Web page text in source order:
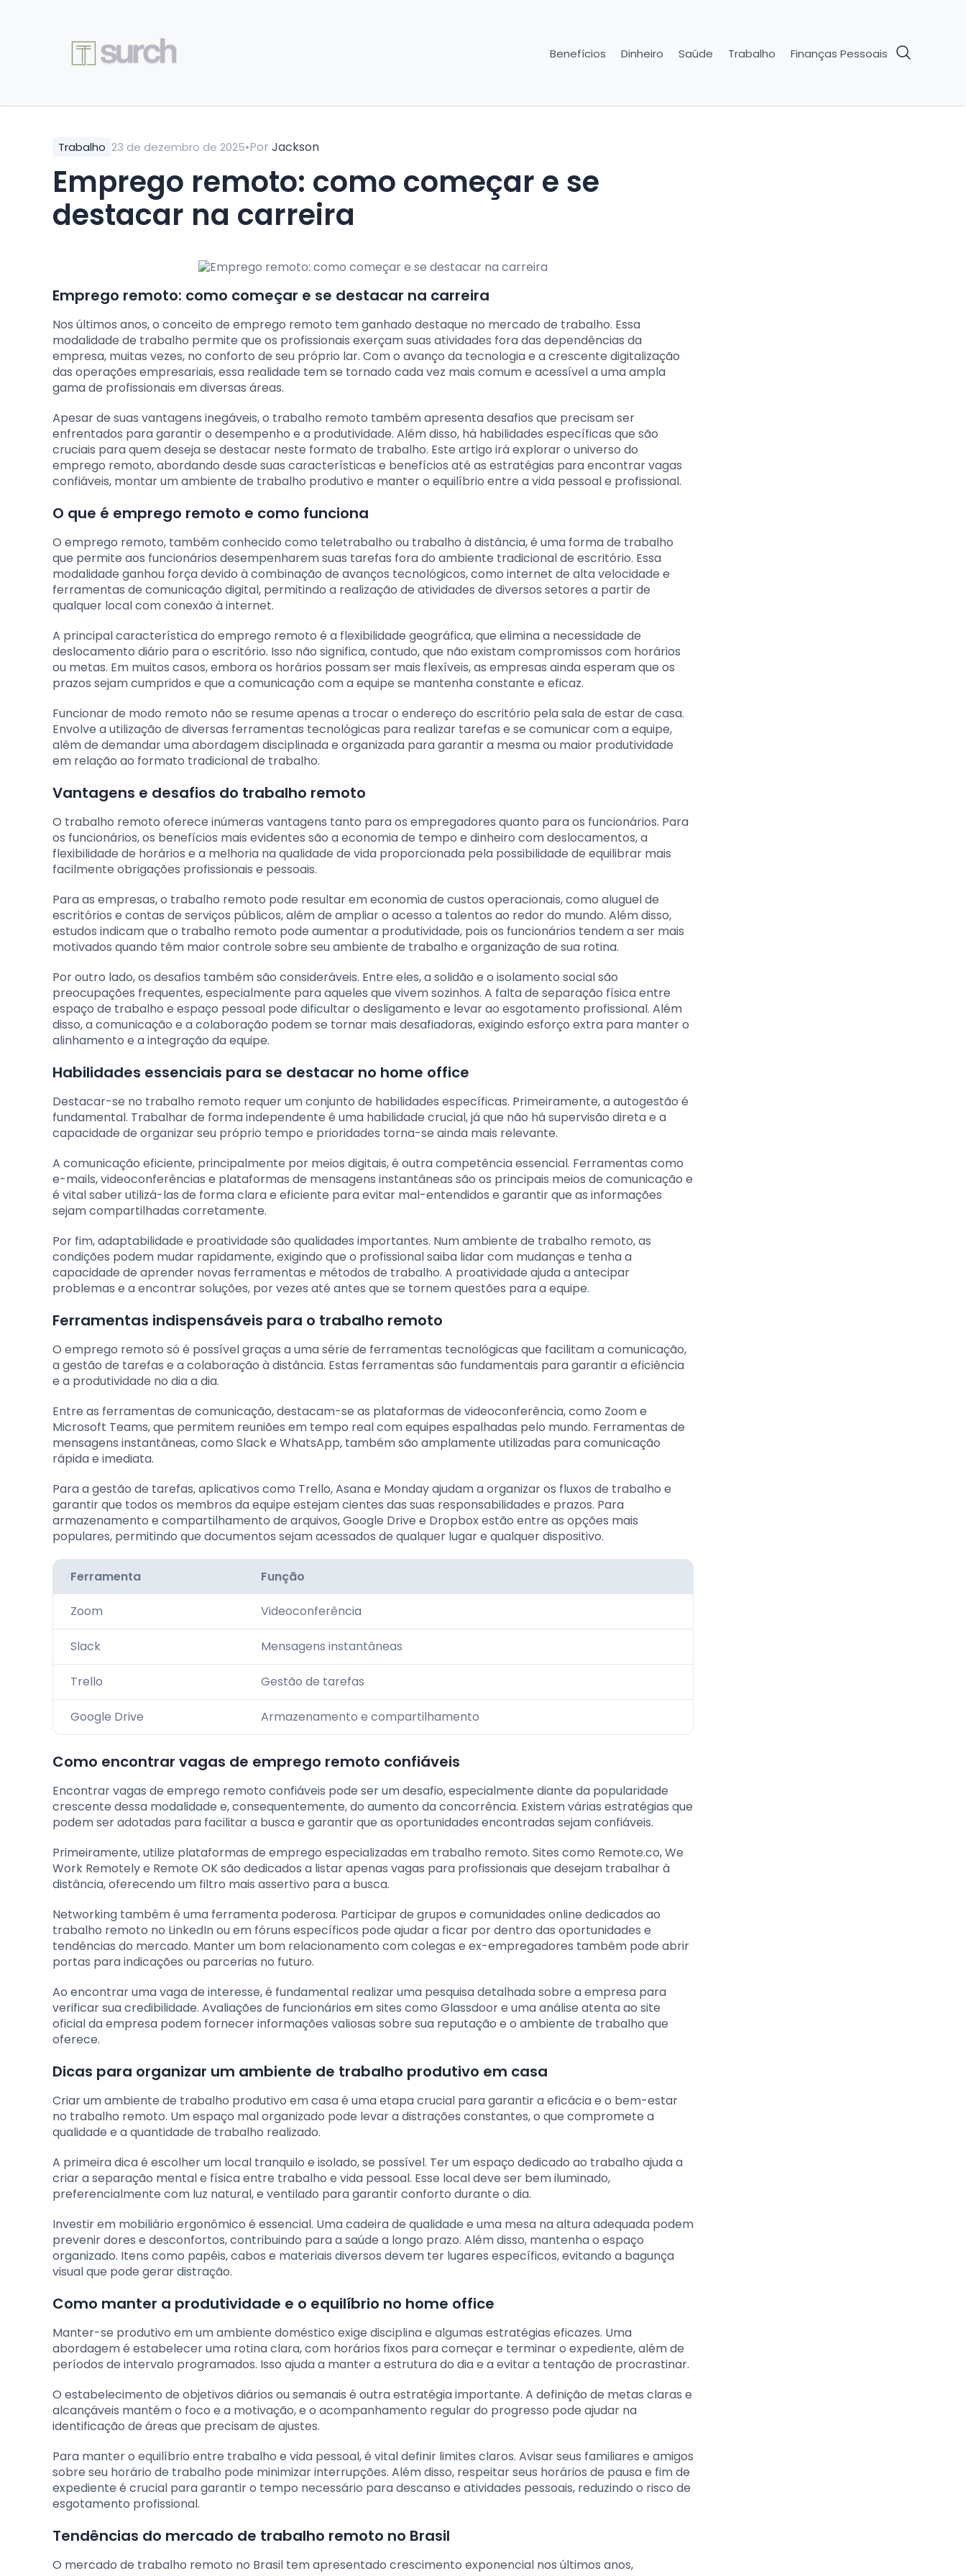
Benefícios Dinheiro Saúde Trabalho Finanças Pessoais
Trabalho 23 de dezembro de 2025•Por Jackson
Emprego remoto: como começar e se
destacar na carreira
Emprego remoto: como começar e se destacar na carreira
Nos últimos anos, o conceito de emprego remoto tem ganhado destaque no mercado de trabalho. Essa
modalidade de trabalho permite que os profissionais exerçam suas atividades fora das dependências da
empresa, muitas vezes, no conforto de seu próprio lar. Com o avanço da tecnologia e a crescente digitalização
das operações empresariais, essa realidade tem se tornado cada vez mais comum e acessível a uma ampla
gama de profissionais em diversas áreas.
Apesar de suas vantagens inegáveis, o trabalho remoto também apresenta desafios que precisam ser
enfrentados para garantir o desempenho e a produtividade. Além disso, há habilidades específicas que são
cruciais para quem deseja se destacar neste formato de trabalho. Este artigo irá explorar o universo do
emprego remoto, abordando desde suas características e benefícios até as estratégias para encontrar vagas
confiáveis, montar um ambiente de trabalho produtivo e manter o equilíbrio entre a vida pessoal e profissional.
O que é emprego remoto e como funciona
O emprego remoto, também conhecido como teletrabalho ou trabalho à distância, é uma forma de trabalho
que permite aos funcionários desempenharem suas tarefas fora do ambiente tradicional de escritório. Essa
modalidade ganhou força devido à combinação de avanços tecnológicos, como internet de alta velocidade e
ferramentas de comunicação digital, permitindo a realização de atividades de diversos setores a partir de
qualquer local com conexão à internet.
A principal característica do emprego remoto é a flexibilidade geográfica, que elimina a necessidade de
deslocamento diário para o escritório. Isso não significa, contudo, que não existam compromissos com horários
ou metas. Em muitos casos, embora os horários possam ser mais flexíveis, as empresas ainda esperam que os
prazos sejam cumpridos e que a comunicação com a equipe se mantenha constante e eficaz.
Funcionar de modo remoto não se resume apenas a trocar o endereço do escritório pela sala de estar de casa.
Envolve a utilização de diversas ferramentas tecnológicas para realizar tarefas e se comunicar com a equipe,
além de demandar uma abordagem disciplinada e organizada para garantir a mesma ou maior produtividade
em relação ao formato tradicional de trabalho.
Vantagens e desafios do trabalho remoto
O trabalho remoto oferece inúmeras vantagens tanto para os empregadores quanto para os funcionários. Para
os funcionários, os benefícios mais evidentes são a economia de tempo e dinheiro com deslocamentos, a
flexibilidade de horários e a melhoria na qualidade de vida proporcionada pela possibilidade de equilibrar mais
facilmente obrigações profissionais e pessoais.
Para as empresas, o trabalho remoto pode resultar em economia de custos operacionais, como aluguel de
escritórios e contas de serviços públicos, além de ampliar o acesso a talentos ao redor do mundo. Além disso,
estudos indicam que o trabalho remoto pode aumentar a produtividade, pois os funcionários tendem a ser mais
motivados quando têm maior controle sobre seu ambiente de trabalho e organização de sua rotina.
Por outro lado, os desafios também são consideráveis. Entre eles, a solidão e o isolamento social são
preocupações frequentes, especialmente para aqueles que vivem sozinhos. A falta de separação física entre
espaço de trabalho e espaço pessoal pode dificultar o desligamento e levar ao esgotamento profissional. Além
disso, a comunicação e a colaboração podem se tornar mais desafiadoras, exigindo esforço extra para manter o
alinhamento e a integração da equipe.
Habilidades essenciais para se destacar no home office
Destacar-se no trabalho remoto requer um conjunto de habilidades específicas. Primeiramente, a autogestão é
fundamental. Trabalhar de forma independente é uma habilidade crucial, já que não há supervisão direta e a
capacidade de organizar seu próprio tempo e prioridades torna-se ainda mais relevante.
A comunicação eficiente, principalmente por meios digitais, é outra competência essencial. Ferramentas como
e-mails, videoconferências e plataformas de mensagens instantâneas são os principais meios de comunicação e
é vital saber utilizá-las de forma clara e eficiente para evitar mal-entendidos e garantir que as informações
sejam compartilhadas corretamente.
Por fim, adaptabilidade e proatividade são qualidades importantes. Num ambiente de trabalho remoto, as
condições podem mudar rapidamente, exigindo que o profissional saiba lidar com mudanças e tenha a
capacidade de aprender novas ferramentas e métodos de trabalho. A proatividade ajuda a antecipar
problemas e a encontrar soluções, por vezes até antes que se tornem questões para a equipe.
Ferramentas indispensáveis para o trabalho remoto
O emprego remoto só é possível graças a uma série de ferramentas tecnológicas que facilitam a comunicação,
a gestão de tarefas e a colaboração à distância. Estas ferramentas são fundamentais para garantir a eficiência
e a produtividade no dia a dia.
Entre as ferramentas de comunicação, destacam-se as plataformas de videoconferência, como Zoom e
Microsoft Teams, que permitem reuniões em tempo real com equipes espalhadas pelo mundo. Ferramentas de
mensagens instantâneas, como Slack e WhatsApp, também são amplamente utilizadas para comunicação
rápida e imediata.
Para a gestão de tarefas, aplicativos como Trello, Asana e Monday ajudam a organizar os fluxos de trabalho e
garantir que todos os membros da equipe estejam cientes das suas responsabilidades e prazos. Para
armazenamento e compartilhamento de arquivos, Google Drive e Dropbox estão entre as opções mais
populares, permitindo que documentos sejam acessados de qualquer lugar e qualquer dispositivo.
Ferramenta Função
Zoom Videoconferência
Slack Mensagens instantâneas
Trello Gestão de tarefas
Google Drive Armazenamento e compartilhamento
Como encontrar vagas de emprego remoto confiáveis
Encontrar vagas de emprego remoto confiáveis pode ser um desafio, especialmente diante da popularidade
crescente dessa modalidade e, consequentemente, do aumento da concorrência. Existem várias estratégias que
podem ser adotadas para facilitar a busca e garantir que as oportunidades encontradas sejam confiáveis.
Primeiramente, utilize plataformas de emprego especializadas em trabalho remoto. Sites como Remote.co, We
Work Remotely e Remote OK são dedicados a listar apenas vagas para profissionais que desejam trabalhar à
distância, oferecendo um filtro mais assertivo para a busca.
Networking também é uma ferramenta poderosa. Participar de grupos e comunidades online dedicados ao
trabalho remoto no LinkedIn ou em fóruns específicos pode ajudar a ficar por dentro das oportunidades e
tendências do mercado. Manter um bom relacionamento com colegas e ex-empregadores também pode abrir
portas para indicações ou parcerias no futuro.
Ao encontrar uma vaga de interesse, é fundamental realizar uma pesquisa detalhada sobre a empresa para
verificar sua credibilidade. Avaliações de funcionários em sites como Glassdoor e uma análise atenta ao site
oficial da empresa podem fornecer informações valiosas sobre sua reputação e o ambiente de trabalho que
oferece.
Dicas para organizar um ambiente de trabalho produtivo em casa
Criar um ambiente de trabalho produtivo em casa é uma etapa crucial para garantir a eficácia e o bem-estar
no trabalho remoto. Um espaço mal organizado pode levar a distrações constantes, o que compromete a
qualidade e a quantidade de trabalho realizado.
A primeira dica é escolher um local tranquilo e isolado, se possível. Ter um espaço dedicado ao trabalho ajuda a
criar a separação mental e física entre trabalho e vida pessoal. Esse local deve ser bem iluminado,
preferencialmente com luz natural, e ventilado para garantir conforto durante o dia.
Investir em mobiliário ergonômico é essencial. Uma cadeira de qualidade e uma mesa na altura adequada podem
prevenir dores e desconfortos, contribuindo para a saúde a longo prazo. Além disso, mantenha o espaço
organizado. Itens como papéis, cabos e materiais diversos devem ter lugares específicos, evitando a bagunça
visual que pode gerar distração.
Como manter a produtividade e o equilíbrio no home office
Manter-se produtivo em um ambiente doméstico exige disciplina e algumas estratégias eficazes. Uma
abordagem é estabelecer uma rotina clara, com horários fixos para começar e terminar o expediente, além de
períodos de intervalo programados. Isso ajuda a manter a estrutura do dia e a evitar a tentação de procrastinar.
O estabelecimento de objetivos diários ou semanais é outra estratégia importante. A definição de metas claras e
alcançáveis mantém o foco e a motivação, e o acompanhamento regular do progresso pode ajudar na
identificação de áreas que precisam de ajustes.
Para manter o equilíbrio entre trabalho e vida pessoal, é vital definir limites claros. Avisar seus familiares e amigos
sobre seu horário de trabalho pode minimizar interrupções. Além disso, respeitar seus horários de pausa e fim de
expediente é crucial para garantir o tempo necessário para descanso e atividades pessoais, reduzindo o risco de
esgotamento profissional.
Tendências do mercado de trabalho remoto no Brasil
O mercado de trabalho remoto no Brasil tem apresentado crescimento exponencial nos últimos anos,